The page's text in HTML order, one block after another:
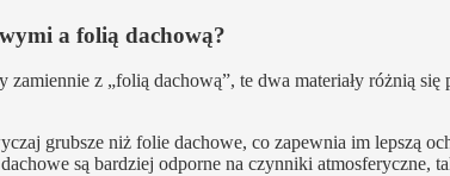
a folią dachową?
z „folią dachową”, te dwa materiały różnią
grubsze niż folie dachowe, co zapewnia im lepszą
są bardziej odporne na czynniki atmosferyczne,